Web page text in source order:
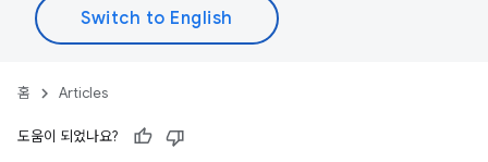
홈 Articles
도움이 되었나요?